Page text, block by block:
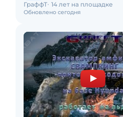
Обновлено сегодня
ГраффТ 14 лет на площадке